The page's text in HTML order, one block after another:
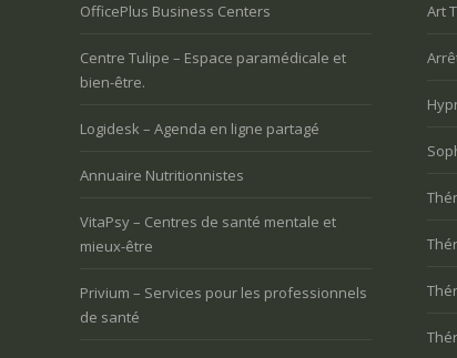
OfficePlus Business Centers
Centre Tulipe – Espace paramédicale et
bien-être.
Logidesk – Agenda en ligne partagé
Annuaire Nutritionnistes
VitaPsy – Centres de santé mentale et
mieux-être
Privium – Services pour les professionnels
de santé
Art